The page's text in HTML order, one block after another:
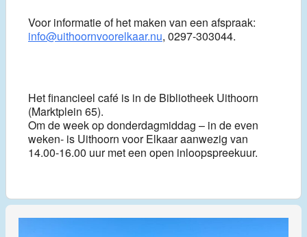
Voor informatie of het maken van een afspraak:
info@uithoornvoorelkaar.nu, 0297-303044.
Het financieel café is in de Bibliotheek Uithoorn
(Marktplein 65).
Om de week op donderdagmiddag – in de even
weken- is Uithoorn voor Elkaar aanwezig van
14.00-16.00 uur met een open inloopspreekuur.